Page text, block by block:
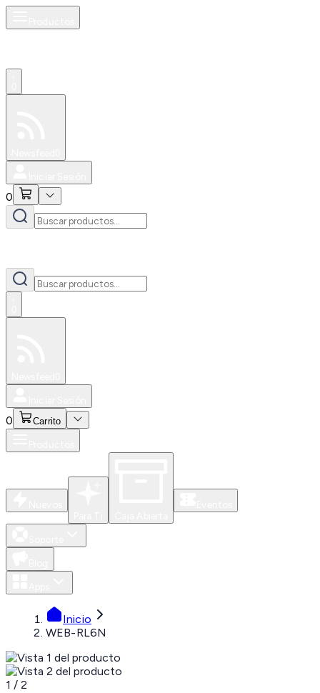
0
0 Carrito
Inicio
WEB-RL6N
1 / 2